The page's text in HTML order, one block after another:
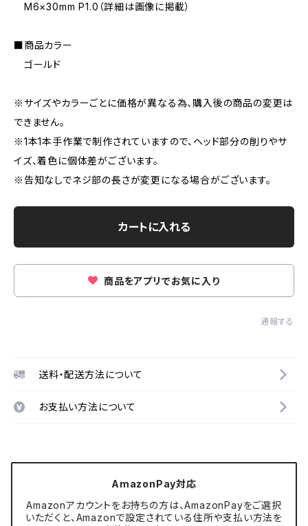
M6×30mm P1.0（詳細は画像に掲載）
■商品カラー
ゴールド
※サイズやカラーごとに価格が異なる為、購入後の商品の変更は
できません。
※1本1本手作業で制作されていますので、ヘッド部分の削りやサ
イズ、着色に個体差がございます。
※告知なしでネジ部の長さが変更になる場合がございます。
カートに入れる
商品をアプリでお気に入り
通報する
送料・配送方法について
お支払い方法について
AmazonPay対応
Amazonアカウントをお持ちの方は、AmazonPayをご選択
いただくと、Amazonで設定されている住所や支払い方法を